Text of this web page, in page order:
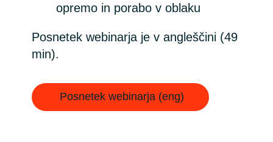
Romania
Serbia
opremo in porabo v oblaku
Posnetek webinarja je v angleščini (49
min).
Posnetek webinarja (eng)